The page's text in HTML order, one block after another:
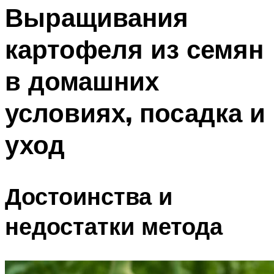
Выращивания
картофеля из семян
в домашних
условиях, посадка и
уход
Достоинства и
недостатки метода